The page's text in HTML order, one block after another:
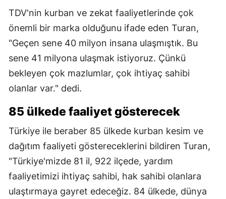
TDV'nin kurban ve zekat faaliyetlerinde çok
önemli bir marka olduğunu ifade eden Turan,
"Geçen sene 40 milyon insana ulaşmıştık. Bu
sene 41 milyona ulaşmak istiyoruz. Çünkü
bekleyen çok mazlumlar, çok ihtiyaç sahibi
olanlar var." dedi.
85 ülkede faaliyet gösterecek
Türkiye ile beraber 85 ülkede kurban kesim ve
dağıtım faaliyeti göstereceklerini bildiren Turan,
"Türkiye'mizde 81 il, 922 ilçede, yardım
faaliyetimizi ihtiyaç sahibi, hak sahibi olanlara
ulaştırmaya gayret edeceğiz. 84 ülkede, dünya